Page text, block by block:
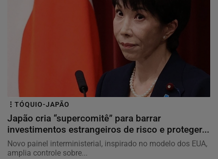
TÓQUIO-JAPÃO
Japão cria “supercomitê” para barrar
investimentos estrangeiros de risco e proteger...
Novo painel interministerial, inspirado no modelo dos EUA,
amplia controle sobre...